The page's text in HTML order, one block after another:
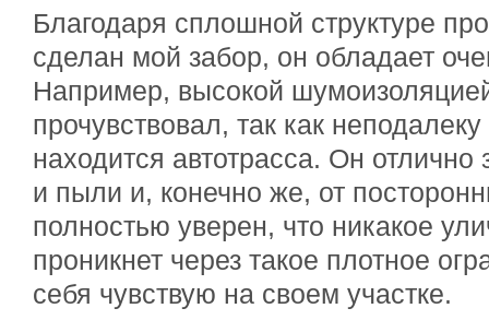
Благодаря сплошной структуре
сделан мой забор, он обладает
Например, высокой
прочувствовал, так как
находится автотрасса. Он
и пыли и, конечно же, от
полностью уверен, что никакое
проникнет через такое плотное
себя чувствую на своем участке.